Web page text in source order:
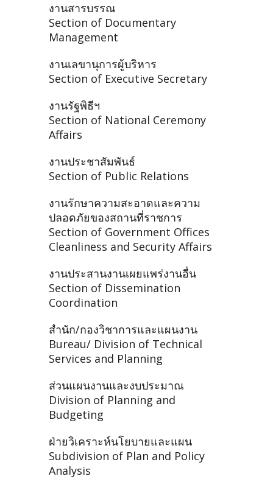
งานสารบรรณ
Section of Documentary
Management
งานเลขานุการผู้บริหาร
Section of Executive Secretary
งานรัฐพิธีฯ
Section of National Ceremony
Affairs
งานประชาสัมพันธ์
Section of Public Relations
งานรักษาความสะอาดและความ
ปลอดภัยของสถานที่ราชการ
Section of Government Offices
Cleanliness and Security Affairs
งานประสานงานเผยแพร่งานอื่น
Section of Dissemination
Coordination
สำนัก/กองวิชาการและแผนงาน
Bureau/ Division of Technical
Services and Planning
ส่วนแผนงานและงบประมาณ
Division of Planning and
Budgeting
ฝ่ายวิเคราะห์นโยบายและแผน
Subdivision of Plan and Policy
Analysis